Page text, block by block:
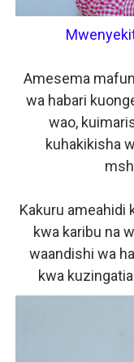
Amesema
wa habari
wao,
kuhakikisha
Kakuru ameahidi
kwa karibu na
waandishi wa
kwa